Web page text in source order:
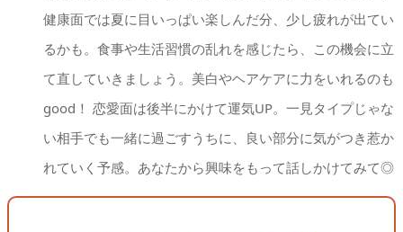
健康面では夏に目いっぱい楽しんだ分、少し疲れが出てい
るかも。食事や生活習慣の乱れを感じたら、この機会に立
て直していきましょう。美白やヘアケアに力をいれるのも
good！ 恋愛面は後半にかけて運気UP。一見タイプじゃな
い相手でも一緒に過ごすうちに、良い部分に気がつき惹か
れていく予感。あなたから興味をもって話しかけてみて◎